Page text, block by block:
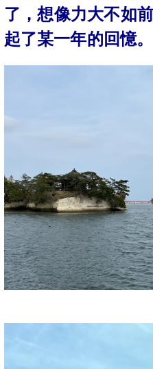
了，想像力大不如
起了某一年的回憶。